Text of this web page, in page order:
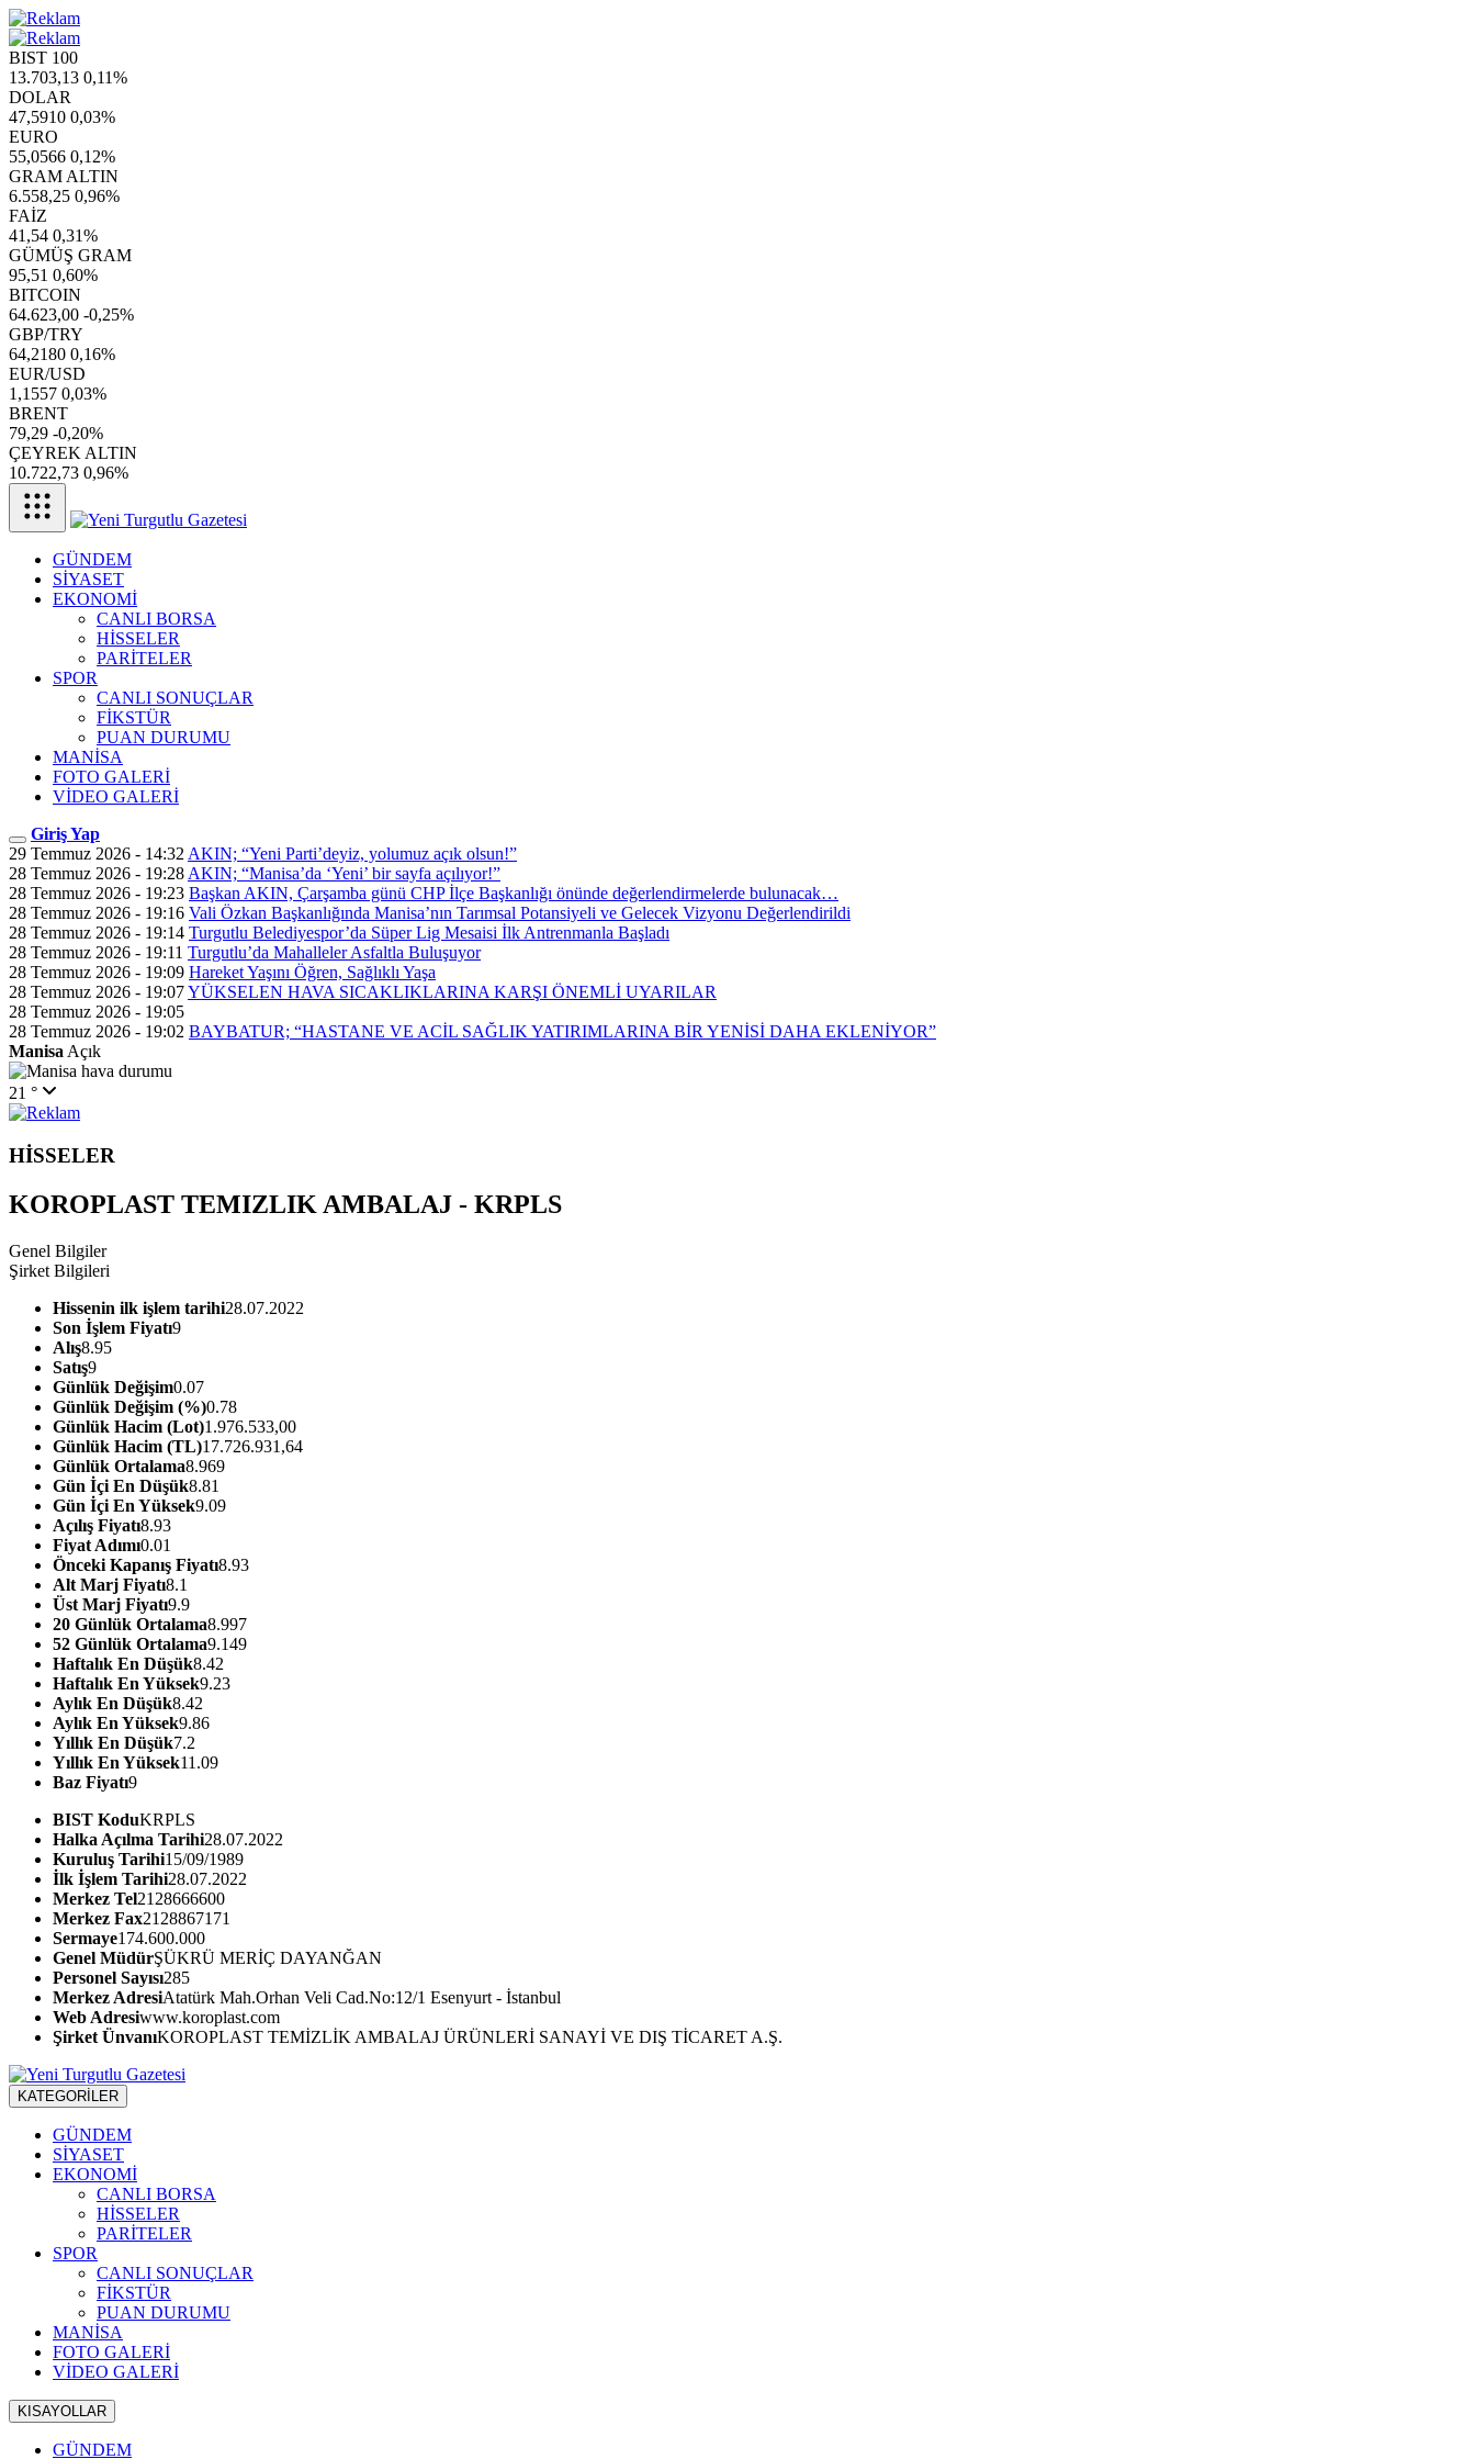
BIST 100
13.703,13 0,11%
DOLAR
47,5910 0,03%
EURO
55,0566 0,12%
GRAM ALTIN
6.558,25 0,96%
FAİZ
41,54 0,31%
GÜMÜŞ GRAM
95,51 0,60%
BITCOIN
64.623,00 -0,25%
GBP/TRY
64,2180 0,16%
EUR/USD
1,1557 0,03%
BRENT
79,29 -0,20%
ÇEYREK ALTIN
10.722,73 0,96%
GÜNDEM
SİYASET
EKONOMİ
CANLI BORSA
HİSSELER
PARİTELER
SPOR
CANLI SONUÇLAR
FİKSTÜR
PUAN DURUMU
MANİSA
FOTO GALERİ
VİDEO GALERİ
Giriş Yap
29 Temmuz 2026 - 14:32 AKIN; “Yeni Parti’deyiz, yolumuz açık olsun!”
28 Temmuz 2026 - 19:28 AKIN; “Manisa’da ‘Yeni’ bir sayfa açılıyor!”
28 Temmuz 2026 - 19:23 Başkan AKIN, Çarşamba günü CHP İlçe Başkanlığı önünde değerlendirmelerde bulunacak…
28 Temmuz 2026 - 19:16 Vali Özkan Başkanlığında Manisa’nın Tarımsal Potansiyeli ve Gelecek Vizyonu Değerlendirildi
28 Temmuz 2026 - 19:14 Turgutlu Belediyespor’da Süper Lig Mesaisi İlk Antrenmanla Başladı
28 Temmuz 2026 - 19:11 Turgutlu’da Mahalleler Asfaltla Buluşuyor
28 Temmuz 2026 - 19:09 Hareket Yaşını Öğren, Sağlıklı Yaşa
28 Temmuz 2026 - 19:07YÜKSELEN HAVA SICAKLIKLARINA KARŞI ÖNEMLİ UYARILAR
28 Temmuz 2026 - 19:05
28 Temmuz 2026 - 19:02 BAYBATUR; “HASTANE VE ACİL SAĞLIK YATIRIMLARINA BİR YENİSİ DAHA EKLENİYOR”
Manisa Açık
21 °
HİSSELER
KOROPLAST TEMIZLIK AMBALAJ - KRPLS
Genel Bilgiler
Şirket Bilgileri
Hissenin ilk işlem tarihi28.07.2022
Son İşlem Fiyatı9
Alış8.95
Satış9
Günlük Değişim0.07
Günlük Değişim (%)0.78
Günlük Hacim (Lot)1.976.533,00
Günlük Hacim (TL)17.726.931,64
Günlük Ortalama8.969
Gün İçi En Düşük8.81
Gün İçi En Yüksek9.09
Açılış Fiyatı8.93
Fiyat Adımı0.01
Önceki Kapanış Fiyatı8.93
Alt Marj Fiyatı8.1
Üst Marj Fiyatı9.9
20 Günlük Ortalama8.997
52 Günlük Ortalama9.149
Haftalık En Düşük8.42
Haftalık En Yüksek9.23
Aylık En Düşük8.42
Aylık En Yüksek9.86
Yıllık En Düşük7.2
Yıllık En Yüksek11.09
Baz Fiyatı9
BIST KoduKRPLS
Halka Açılma Tarihi28.07.2022
Kuruluş Tarihi15/09/1989
İlk İşlem Tarihi28.07.2022
Merkez Tel2128666600
Merkez Fax2128867171
Sermaye174.600.000
Genel MüdürŞÜKRÜ MERİÇ DAYANĞAN
Personel Sayısı285
Merkez AdresiAtatürk Mah.Orhan Veli Cad.No:12/1 Esenyurt - İstanbul
Web Adresiwww.koroplast.com
Şirket ÜnvanıKOROPLAST TEMİZLİK AMBALAJ ÜRÜNLERİ SANAYİ VE DIŞ TİCARET A.Ş.
KATEGORİLER
GÜNDEM
SİYASET
EKONOMİ
CANLI BORSA
HİSSELER
PARİTELER
SPOR
CANLI SONUÇLAR
FİKSTÜR
PUAN DURUMU
MANİSA
FOTO GALERİ
VİDEO GALERİ
KISAYOLLAR
GÜNDEM